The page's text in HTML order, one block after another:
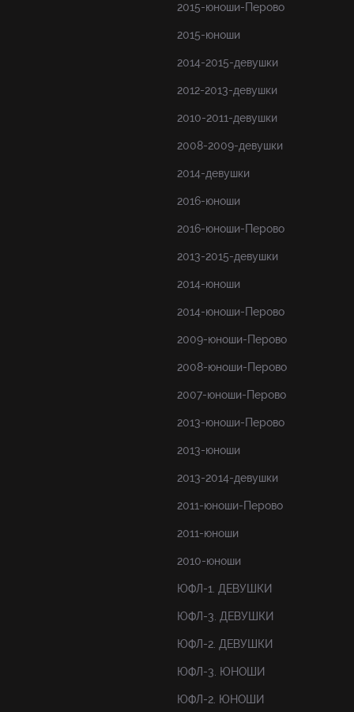
2015-юноши-Перово
2015-юноши
2014-2015-девушки
2012-2013-девушки
2010-2011-девушки
2008-2009-девушки
2014-девушки
2016-юноши
2016-юноши-Перово
2013-2015-девушки
2014-юноши
2014-юноши-Перово
2009-юноши-Перово
2008-юноши-Перово
2007-юноши-Перово
2013-юноши-Перово
2013-юноши
2013-2014-девушки
2011-юноши-Перово
2011-юноши
2010-юноши
ЮФЛ-1. ДЕВУШКИ
ЮФЛ-3. ДЕВУШКИ
ЮФЛ-2. ДЕВУШКИ
ЮФЛ-3. ЮНОШИ
ЮФЛ-2. ЮНОШИ